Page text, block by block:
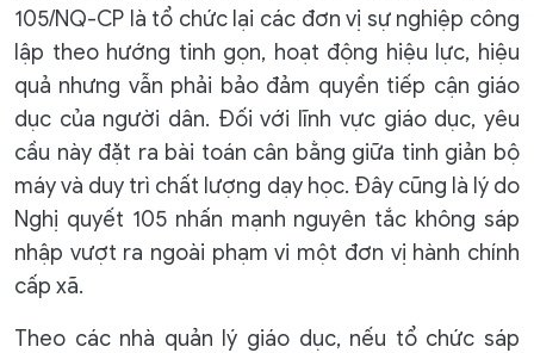
105/NQ-CP là tổ chức lại các đơn vị sự nghiệp công
lập theo hướng tinh gọn, hoạt động hiệu lực, hiệu
quả nhưng vẫn phải bảo đảm quyền tiếp cận giáo
dục của người dân. Đối với lĩnh vực giáo dục, yêu
cầu này đặt ra bài toán cân bằng giữa tinh giản bộ
máy và duy trì chất lượng dạy học. Đây cũng là lý do
Nghị quyết 105 nhấn mạnh nguyên tắc không sáp
nhập vượt ra ngoài phạm vi một đơn vị hành chính
cấp xã.
Theo các nhà quản lý giáo dục, nếu tổ chức sáp